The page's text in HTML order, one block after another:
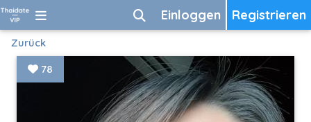
Registrieren
Einloggen
Zurück
78